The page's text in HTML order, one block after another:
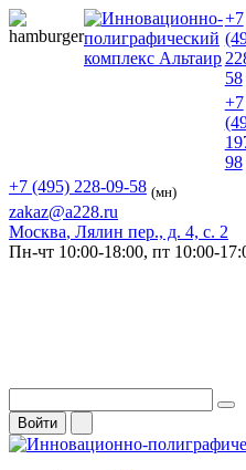
+7
58
+7
98
+7 (495) 228-09-58 (мн)
zakaz@a228.ru
Москва, Лялин пер., д. 4, с. 2
Пн-чт 10:00-18:00, пт 10:00-
Войти